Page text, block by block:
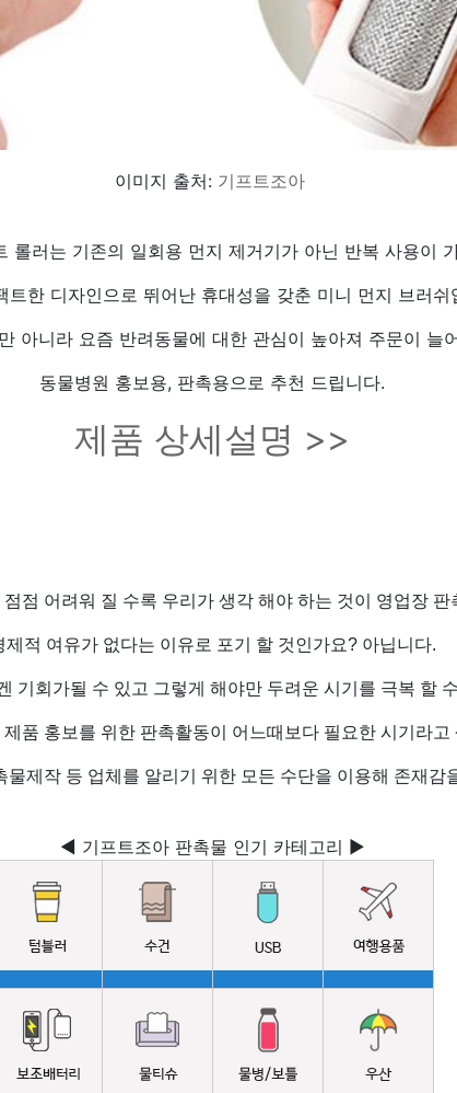
이미지 출처: 기프트조아
롤러는 기존의 일회용 먼지 제거기가 아닌 반복 사용이
트한 디자인으로 뛰어난 휴대성을 갖춘 미니 먼지 브러쉬
아니라 요즘 반려동물에 대한 관심이 높아져 주문이 늘
동물병원 홍보용, 판촉용으로 추천 드립니다.
제품 상세설명 >>
점 어려워 질 수록 우리가 생각 해야 하는 것이 영업장 판
제적 여유가 없다는 이유로 포기 할 것인가요? 아닙니다.
기회가될 수 있고 그렇게 해야만 두려운 시기를 극복 할
제품 홍보를 위한 판촉활동이 어느때보다 필요한 시기라고
물제작 등 업체를 알리기 위한 모든 수단을 이용해 존재감
◀ 기프트조아 판촉물 인기 카테고리 ▶